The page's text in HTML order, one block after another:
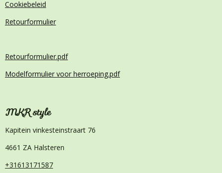
Cookiebeleid
Retourformulier
Retourformulier.pdf
Modelformulier voor herroeping.pdf
MKR style
Kapitein vinkesteinstraart 76
4661 ZA Halsteren
+31613171587